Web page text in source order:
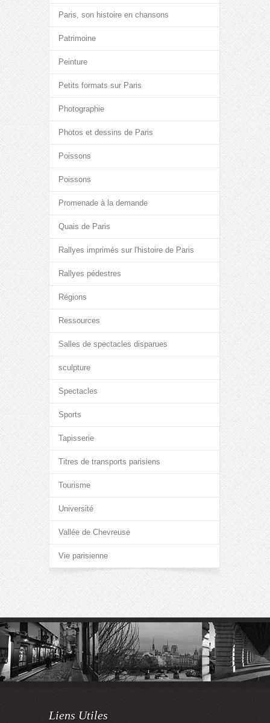
Paris, son histoire en chansons
Patrimoine
Peinture
Petits formats sur Paris
Photographie
Photos et dessins de Paris
Poissons
Poissons
Promenade à la demande
Quais de Paris
Rallyes imprimés sur l'histoire de Paris
Rallyes pédestres
Régions
Ressources
Salles de spectacles disparues
sculpture
Spectacles
Sports
Tapisserie
Titres de transports parisiens
Tourisme
Université
Vallée de Chevreuse
Vie parisienne
Liens Utiles